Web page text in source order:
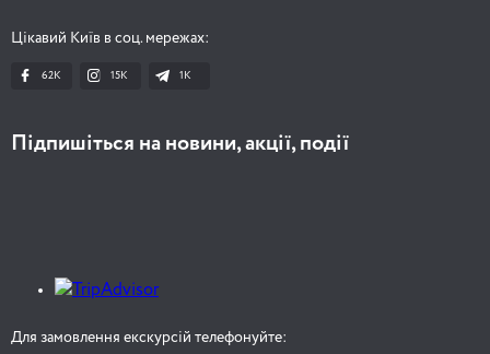
Цікавий Київ в соц. мережах:
62K 15K 1К
Підпишіться на новини, акції, події
Для замовлення екскурсій телефонуйте: